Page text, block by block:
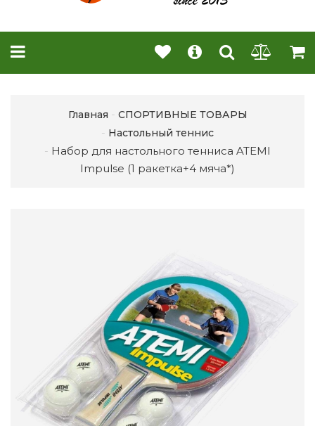
Главная
СПОРТИВНЫЕ ТОВАРЫ
Настольный теннис
Набор для настольного тенниса ATEMI
Impulse (1 ракетка+4 мяча*)